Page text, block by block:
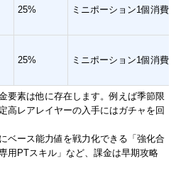
25% ミニポーション1個消費
25% ミニポーション1個消費
要素は他に存在します。例えば季節限
高レアレイヤーの入手にはガチャを回
ベース能力値を戦力化できる「強化合
用PTスキル」など、課金は早期攻略